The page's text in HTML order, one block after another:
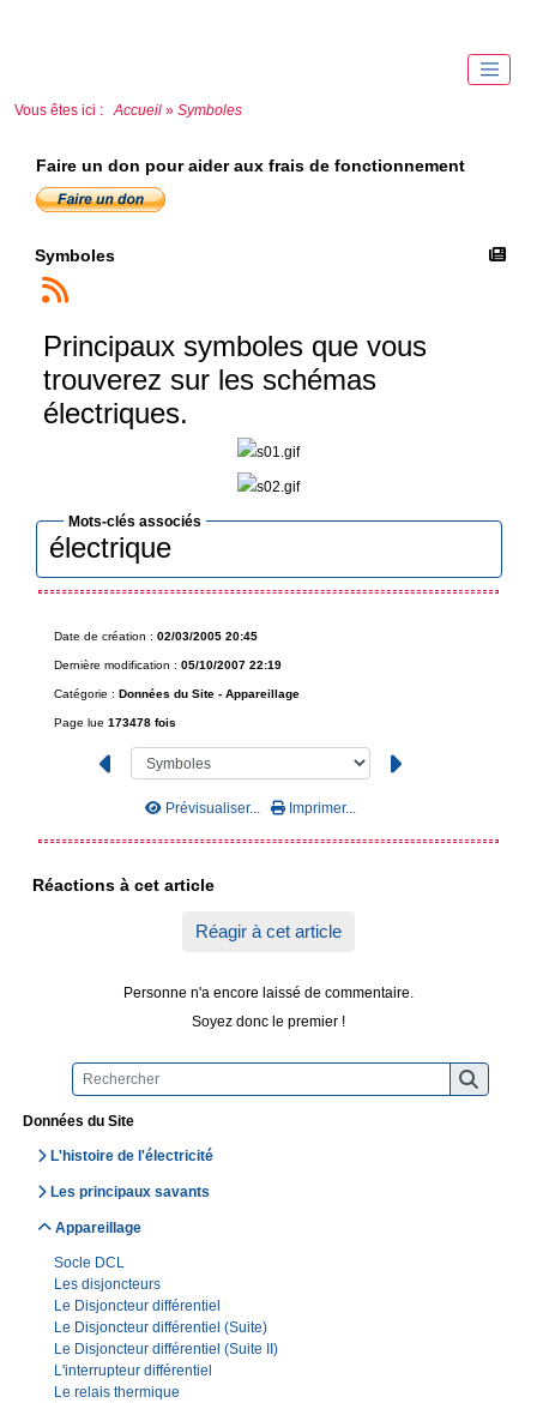
Vous êtes ici : Accueil » Symboles
Données du Site
L'histoire de l'électricité
Les principaux savants
Appareillage
Socle DCL
Les disjoncteurs
Le Disjoncteur différentiel
Le Disjoncteur différentiel (Suite)
Le Disjoncteur différentiel (Suite II)
L'interrupteur différentiel
Le relais thermique
Faire un don pour aider aux frais de fonctionnement
Symboles
Principaux symboles que vous
trouverez sur les schémas
électriques.
Mots-clés associés
électrique
Date de création : 02/03/2005 20:45
Dernière modification : 05/10/2007 22:19
Catégorie : Données du Site - Appareillage
Page lue 173478 fois
Prévisualiser... Imprimer...
Réactions à cet article
Réagir à cet article
Personne n'a encore laissé de commentaire.
Soyez donc le premier !